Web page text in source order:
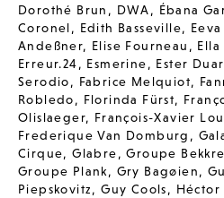
Dorothé Brun , DWA, Ébana
Coronel, Edith Basseville,
Andeßner, Elise Fourneau ,
Erreur.24, Esmerine, Ester
Serodio, Fabrice Melquiot,
Robledo, Florinda Fürst,
Olislaeger, François-Xavier
Frederique Van Domburg ,
Cirque,Glabre,Groupe
Groupe Plank, Gry Bagøien,
Piepskovitz,Guy Cools, Héctor